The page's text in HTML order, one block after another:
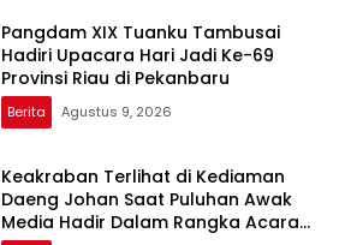
Pangdam XIX Tuanku Tambusai
Hadiri Upacara Hari Jadi Ke-69
Provinsi Riau di Pekanbaru
Berita Agustus 9, 2026
Keakraban Terlihat di Kediaman
Daeng Johan Saat Puluhan Awak
Media Hadir Dalam Rangka Acara